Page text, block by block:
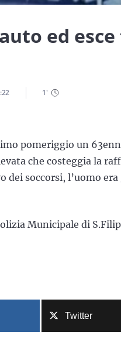
ed
1'
pomeriggio un
che costeggia la
dei soccorsi, l’uomo
Municipale di
Twitter